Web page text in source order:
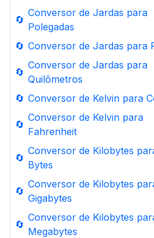
🔄
Conversor de Jardas para
Polegadas
🔄 Conversor de Jardas para
🔄
Conversor de Jardas para
Quilômetros
🔄 Conversor de Kelvin para
🔄
Conversor de Kelvin para
Fahrenheit
🔄
Conversor de Kilobytes
Bytes
🔄
Conversor de Kilobytes
Gigabytes
🔄
Conversor de Kilobytes
Megabytes